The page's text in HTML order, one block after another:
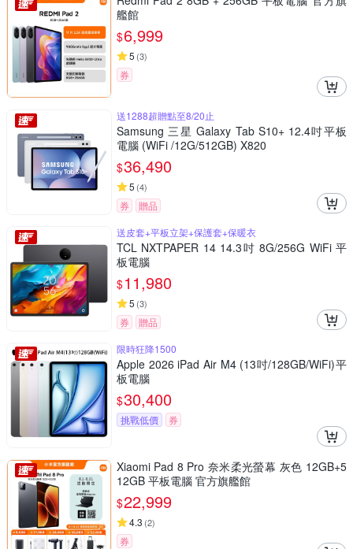
艦館
$6,999
5 (3)
券
送1288超贈點至8/20止
Samsung 三星 Galaxy Tab S10+ 12.4吋平板
電腦 (WiFi /12G/512GB) X820
$36,490
5 (4)
券
贈品
送皮套+平板立架+保護套+保暖衣
TCL NXTPAPER 14 14.3吋 8G/256G WiFi 平
板電腦
$11,980
5 (3)
券
贈品
限時狂降1500
Apple 2026 iPad Air M4 (13吋/128GB/WiFi)平
板電腦
$30,400
挑戰低價 券
Xiaomi Pad 8 Pro 奈米柔光螢幕 灰色 12GB+5
12GB 平板電腦 官方旗艦館
$22,999
4.3 (2)
券